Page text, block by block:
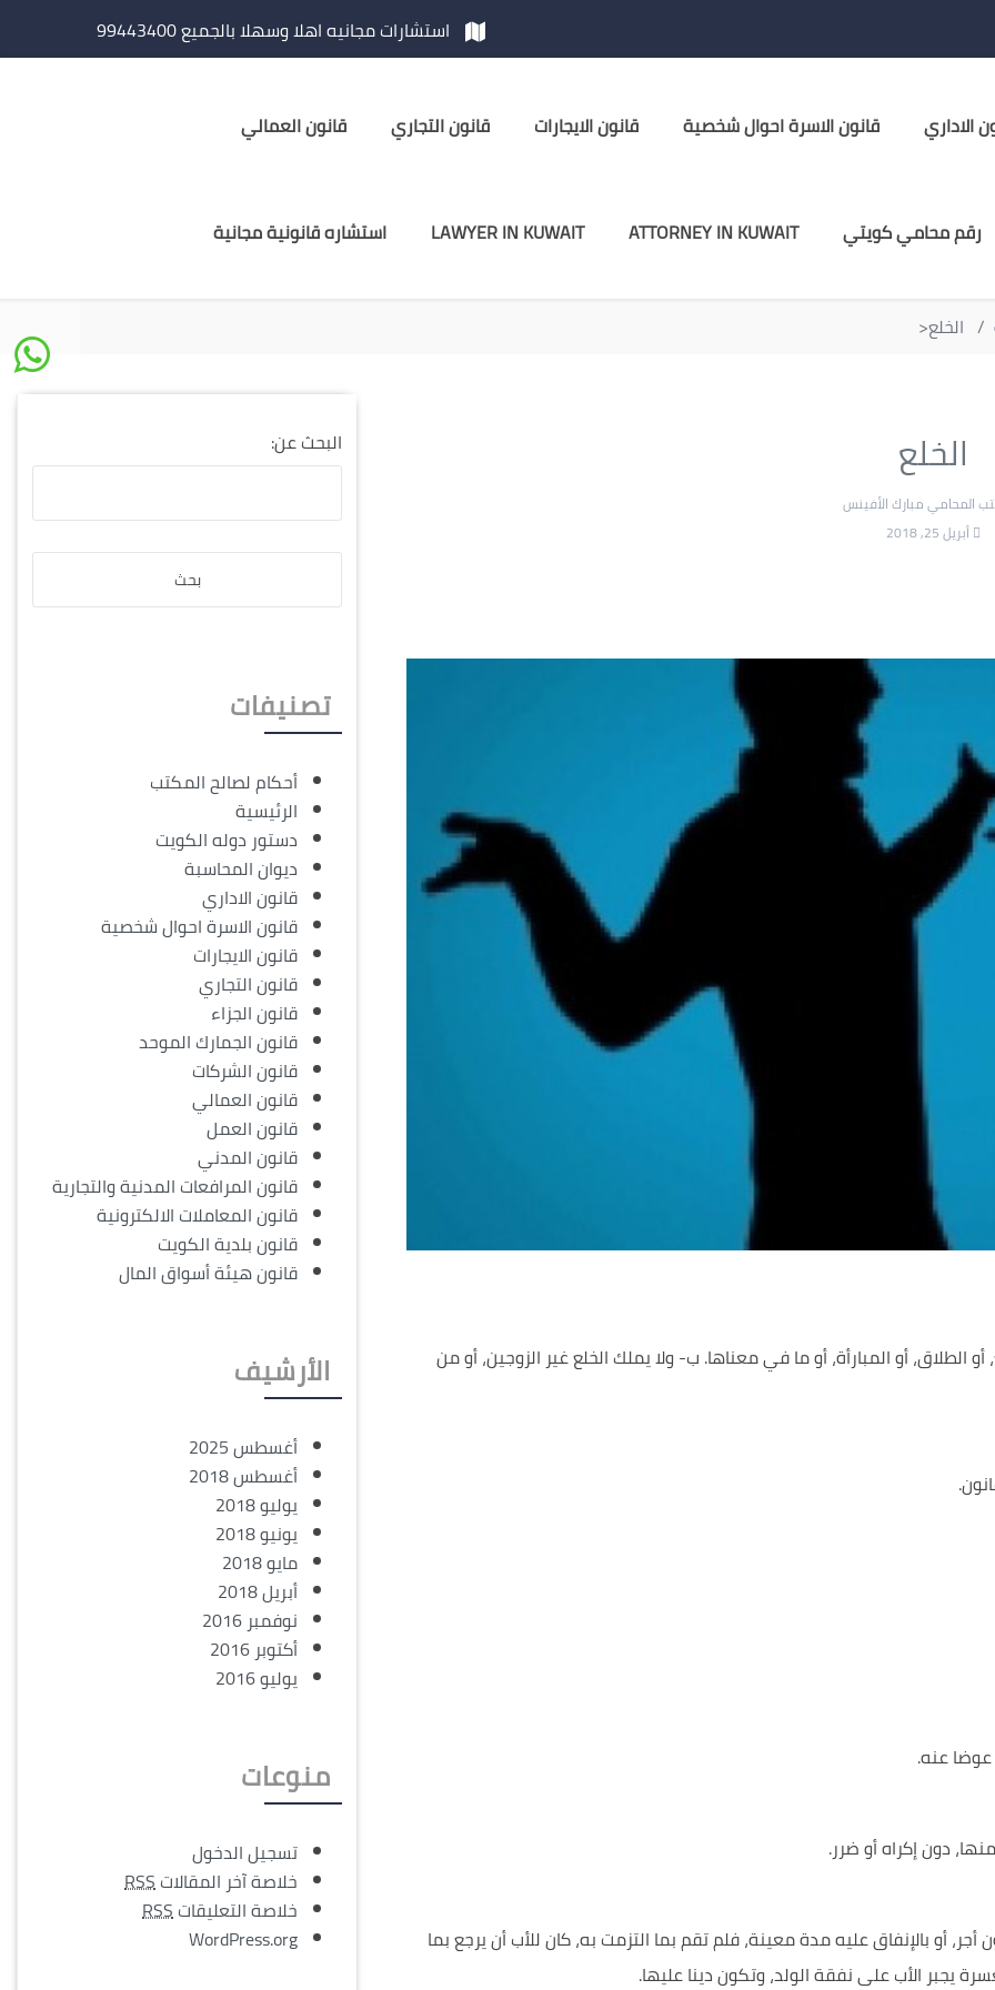
استشارات مجانيه اهلا وسهلا بالجميع 99443400
الاداري قانون الاسرة احوال شخصية قانون الايجارات قانون التجاري قانون العمالي
رقم محامي كويتي ATTORNEY IN KUWAIT
LAWYER IN KUWAIT استشاره قانونية مجانية
الخلع<
الخلع
المحامي مبارك الأفينس
أبريل 25, 2018
الطلاق، أو المبارأة، أو ما في معناها. ب- ولا يملك الخلع غير الزوجين، أو من
عنه.
دون إكراه أو ضرر.
أو بالإنفاق عليه مدة معينة، فلم تقم بما التزمت به، كان للأب أن يرجع بما
يجبر الأب على نفقة الولد، وتكون دينا عليها.
البحث عن:
تصنيفات
أحكام لصالح المكتب
الرئيسية
دستور دوله الكويت
ديوان المحاسبة
قانون الاداري
قانون الاسرة احوال شخصية
قانون الايجارات
قانون التجاري
قانون الجزاء
قانون الجمارك الموحد
قانون الشركات
قانون العمالي
قانون العمل
قانون المدني
قانون المرافعات المدنية والتجارية
قانون المعاملات الالكترونية
قانون بلدية الكويت
قانون هيئة أسواق المال
الأرشيف
أغسطس 2025
أغسطس 2018
يوليو 2018
يونيو 2018
مايو 2018
أبريل 2018
نوفمبر 2016
أكتوبر 2016
يوليو 2016
منوعات
تسجيل الدخول
خلاصة آخر المقالاتRSS
خلاصة التعليقاتRSS
WordPress.org